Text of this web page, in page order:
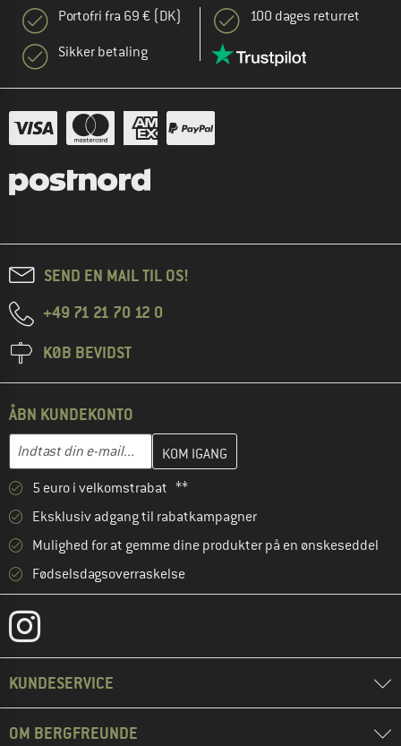
Portofri fra 69 € (DK)
Sikker betaling
100 dages returret
SEND EN MAIL TIL OS!
+49 71 21 70 12 0
KØB BEVIDST
ÅBN KUNDEKONTO
E-mail-adresse
Indtast din e-mailadresse her, og opret i næste trin din
5 euro i velkomstrabat **
Eksklusiv adgang til rabatkampagner
Mulighed for at gemme dine produkter på en ønskeseddel
Fødselsdagsoverraskelse
KUNDESERVICE
OM BERGFREUNDE